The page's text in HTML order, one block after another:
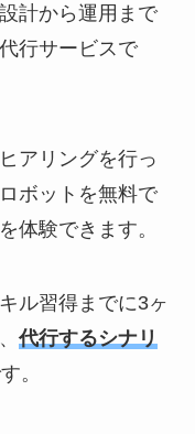
計から運用まで
行サービスで
アリングを行っ
ボットを無料で
体験できます。
ル習得までに3ヶ
代行するシナリ
。